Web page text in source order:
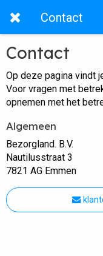
Contact
Contact
Op deze pagina vindt
Voor vragen met
opnemen met het
Algemeen
Bezorgland. B.V.
Nautilusstraat 3
7821 AG Emmen